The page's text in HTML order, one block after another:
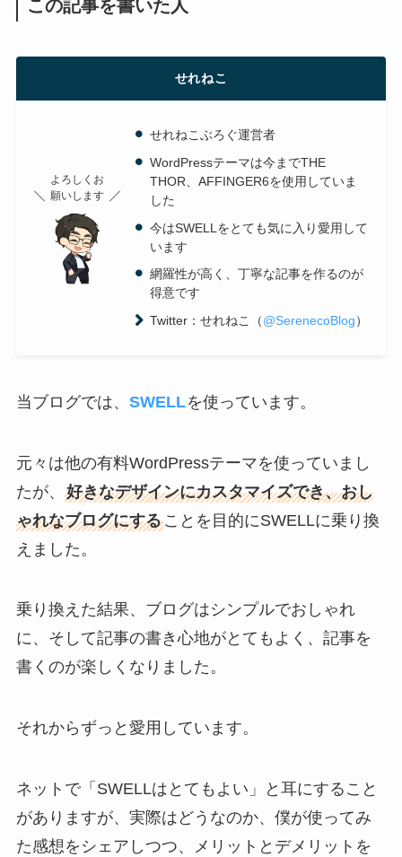
この記事を書いた人
せれねこ
せれねこぶろぐ運営者
WordPressテーマは今までTHE
THOR、AFFINGER6を使用していま
した
今はSWELLをとても気に入り愛用して
います
網羅性が高く、丁寧な記事を作るのが
得意です
Twitter：せれねこ（@SerenecoBlog）
よろしくお
願いします
当ブログでは、 SWELLを使っています。
元々は他の有料WordPressテーマを使っていまし
たが、 好きなデザインにカスタマイズでき、おし
ゃれなブログにすることを目的にSWELLに乗り換
えました。
乗り換えた結果、ブログはシンプルでおしゃれ
に、そして記事の書き心地がとてもよく、記事を
書くのが楽しくなりました。
それからずっと愛用しています。
ネットで「SWELLはとてもよい」と耳にすること
がありますが、実際はどうなのか、僕が使ってみ
た感想をシェアしつつ、メリットとデメリットを